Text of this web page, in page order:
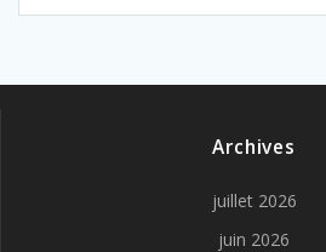
Archives
juillet 2026
juin 2026